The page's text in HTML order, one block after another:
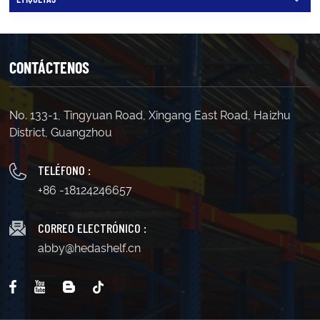
mantenimiento de la visibilidad y la facilidad de
un tamaño que oscila entre 48 pulgadas (4 pies) y 96
pulgadas (8 pies), siendo el más común de 48 a 72
pulgadas para lograr una visibilidad y seguridad
óptimas en tiendas más pequeñas. Para
supermercados más grandesLos expositores más
populares para exhibir más productos verticalmente
sin sobrecargar el espacio. En las tiendas de
conveniencia, se recomienda un tamaño de entre 1,3 y
1,5 metros (54 a 60 pulgadas) para que los productos
estén al alcance de la mano y para mayor
seguridad. Tenga en cuenta la altura del techo de su
tienda, el ancho de los pasillos y los tipos de
productos: los estantes más altos funcionan bien para
los artículos ligeros en los niveles superiores, pero
asegúrese de que los estantes inferiores (alrededor
del nivel de los ojos, de 48 a 60 pulgadas) contengan
personalizables de fabricantes como Heda Shelves
permiten alturas desde 1200 mm hasta 2400 mm (47-
CONTÁCTENOS
No. 133-1, Tingyuan Road, Xingang East Road, Haizhu
District, Guangzhou
TELÉFONO :
+86 -18124246657
CORREO ELECTRÓNICO :
abby@hedashelf.cn